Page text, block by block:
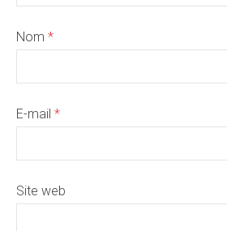
Nom *
E-mail *
Site web